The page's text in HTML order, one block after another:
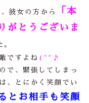
彼女の方から
「本
がとうございま
ですよね (^^♪
で、緊張してしまっ
、とにかく笑顔でい
とお相手も笑顔